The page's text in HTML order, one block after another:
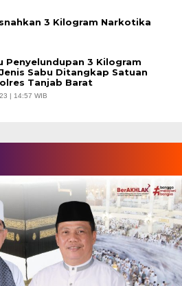
3 Kilogram Narkotika
Penyelundupan 3 Kilogram
Sabu Ditangkap Satuan
Tanjab Barat
| 14:57 WIB